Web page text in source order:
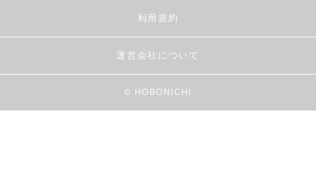
利用規約
運営会社について
© HOBONICHI